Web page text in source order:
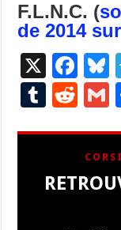
F.L.N.C. (
de 2014
X
F
ac
e
b
o
o
T
bl
r
R
d
di
t
l